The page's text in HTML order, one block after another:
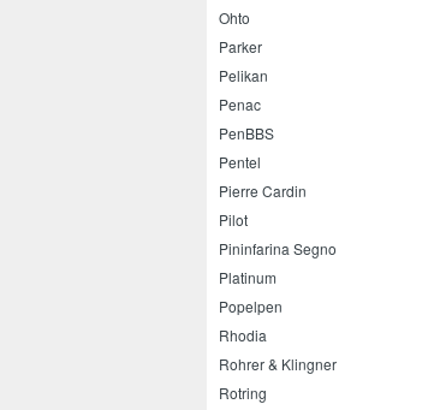
Ohto
Parker
Pelikan
Penac
PenBBS
Pentel
Pierre Cardin
Pilot
Pininfarina Segno
Platinum
Popelpen
Rhodia
Rohrer & Klingner
Rotring
Orange